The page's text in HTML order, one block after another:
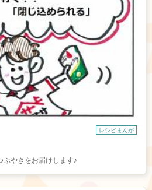
レシピまんが
やきをお届けします♪